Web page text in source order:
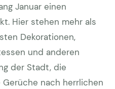
Januar einen
Hier stehen mehr als
Dekorationen,
und anderen
der Stadt, die
nach herrlichen